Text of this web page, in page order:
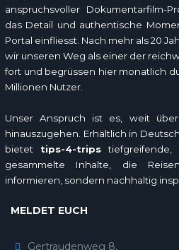
anspruchsvoller Dokumentarfilm-
das Detail und authentische
Portal einfliesst. Nach mehr als 20
wir unseren Weg als einer der
fort und begrüssen hier monatlich
Millionen Nutzer.
Unser Anspruch ist es, weit über
hinauszugehen. Erhältlich in Deutsch,
bietet tips-4-tripstiefgreifende,
gesammelte Inhalte, die
informieren, sondern nachhaltig
MELDET EUCH
Gertraudenweg 8,